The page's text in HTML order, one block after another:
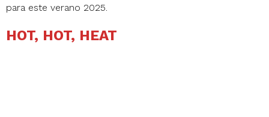
para este verano 2025.
HOT, HOT, HEAT